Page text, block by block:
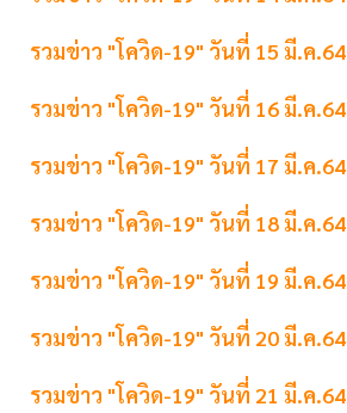
รวมข่าว "โควิด-19" วันที่ 15 มี.ค.64
รวมข่าว "โควิด-19" วันที่ 16 มี.ค.64
รวมข่าว "โควิด-19" วันที่ 17 มี.ค.64
รวมข่าว "โควิด-19" วันที่ 18 มี.ค.64
รวมข่าว "โควิด-19" วันที่ 19 มี.ค.64
รวมข่าว "โควิด-19" วันที่ 20 มี.ค.64
รวมข่าว "โควิด-19" วันที่ 21 มี.ค.64